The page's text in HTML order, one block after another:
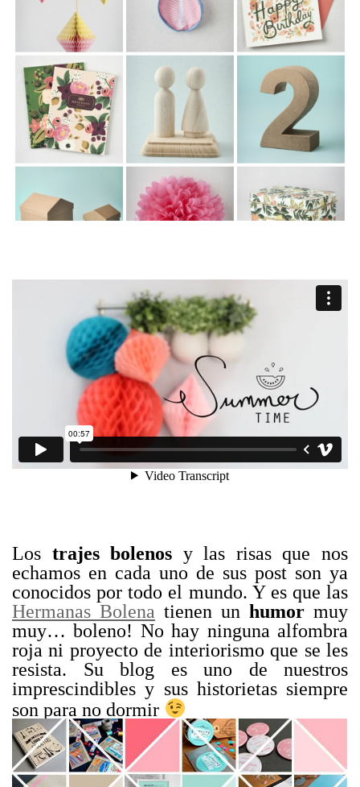
Los trajes bolenos y las risas que nos
echamos en cada uno de sus post son ya
conocidos por todo el mundo. Y es que las
Hermanas Bolena tienen un humor muy
muy… boleno! No hay ninguna alfombra
roja ni proyecto de interiorismo que se les
resista. Su blog es uno de nuestros
imprescindibles y sus historietas siempre
son para no dormir